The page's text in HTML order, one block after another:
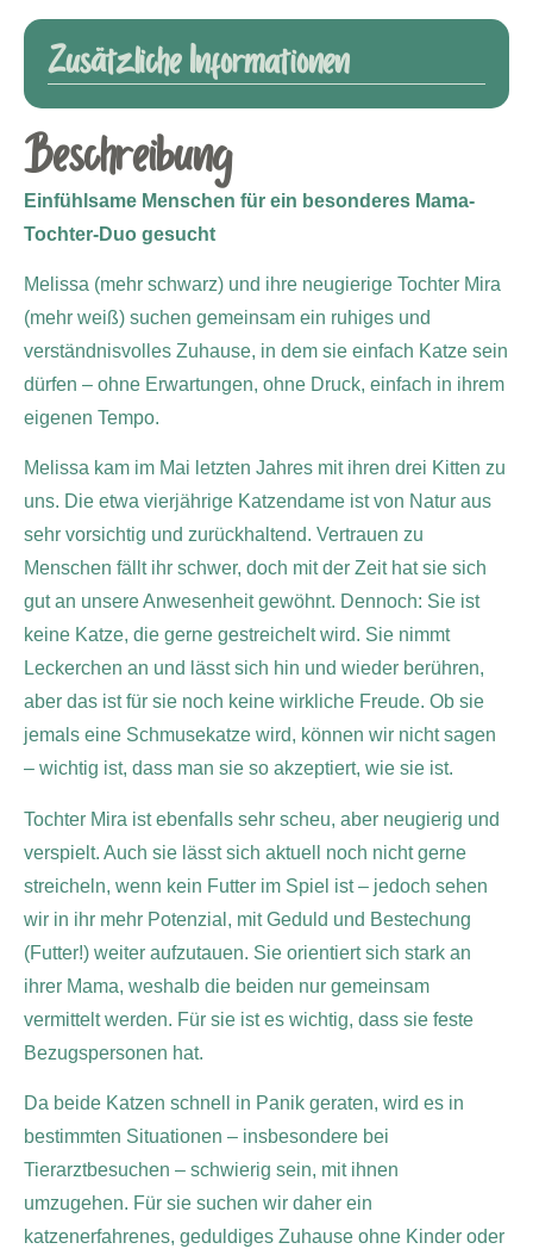
Zusätzliche Informationen
Beschreibung
Einfühlsame Menschen für ein besonderes Mama-
Tochter-Duo gesucht
Melissa (mehr schwarz) und ihre neugierige Tochter Mira
(mehr weiß) suchen gemeinsam ein ruhiges und
verständnisvolles Zuhause, in dem sie einfach Katze sein
dürfen – ohne Erwartungen, ohne Druck, einfach in ihrem
eigenen Tempo.
Melissa kam im Mai letzten Jahres mit ihren drei Kitten zu
uns. Die etwa vierjährige Katzendame ist von Natur aus
sehr vorsichtig und zurückhaltend. Vertrauen zu
Menschen fällt ihr schwer, doch mit der Zeit hat sie sich
gut an unsere Anwesenheit gewöhnt. Dennoch: Sie ist
keine Katze, die gerne gestreichelt wird. Sie nimmt
Leckerchen an und lässt sich hin und wieder berühren,
aber das ist für sie noch keine wirkliche Freude. Ob sie
jemals eine Schmusekatze wird, können wir nicht sagen
– wichtig ist, dass man sie so akzeptiert, wie sie ist.
Tochter Mira ist ebenfalls sehr scheu, aber neugierig und
verspielt. Auch sie lässt sich aktuell noch nicht gerne
streicheln, wenn kein Futter im Spiel ist – jedoch sehen
wir in ihr mehr Potenzial, mit Geduld und Bestechung
(Futter!) weiter aufzutauen. Sie orientiert sich stark an
ihrer Mama, weshalb die beiden nur gemeinsam
vermittelt werden. Für sie ist es wichtig, dass sie feste
Bezugspersonen hat.
Da beide Katzen schnell in Panik geraten, wird es in
bestimmten Situationen – insbesondere bei
Tierarztbesuchen – schwierig sein, mit ihnen
umzugehen. Für sie suchen wir daher ein
katzenerfahrenes, geduldiges Zuhause ohne Kinder oder